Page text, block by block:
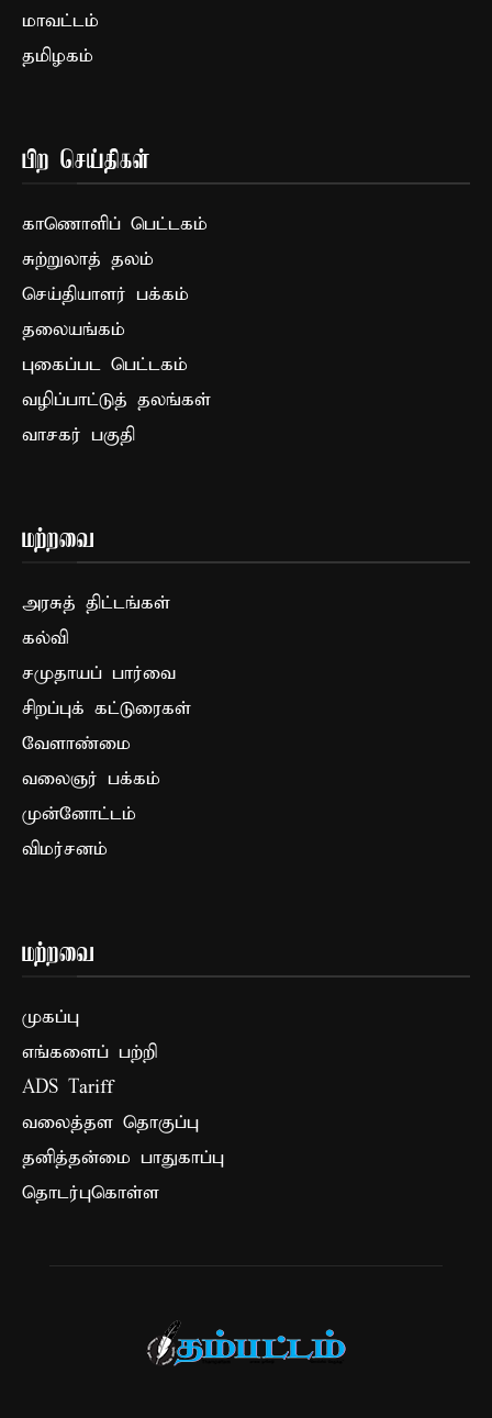
மாவட்டம்
தமிழகம்
பிற செய்திகள்
காணொளிப் பெட்டகம்
சுற்றுலாத் தலம்
செய்தியாளர் பக்கம்
தலையங்கம்
புகைப்பட பெட்டகம்
வழிப்பாட்டுத் தலங்கள்
வாசகர் பகுதி
மற்றவை
அரசுத் திட்டங்கள்
கல்வி
சமுதாயப் பார்வை
சிறப்புக் கட்டுரைகள்
வேளாண்மை
வலைஞர் பக்கம்
முன்னோட்டம்
விமர்சனம்
மற்றவை
முகப்பு
எங்களைப் பற்றி
ADS Tariff
வலைத்தள தொகுப்பு
தனித்தன்மை பாதுகாப்பு
தொடர்புகொள்ள